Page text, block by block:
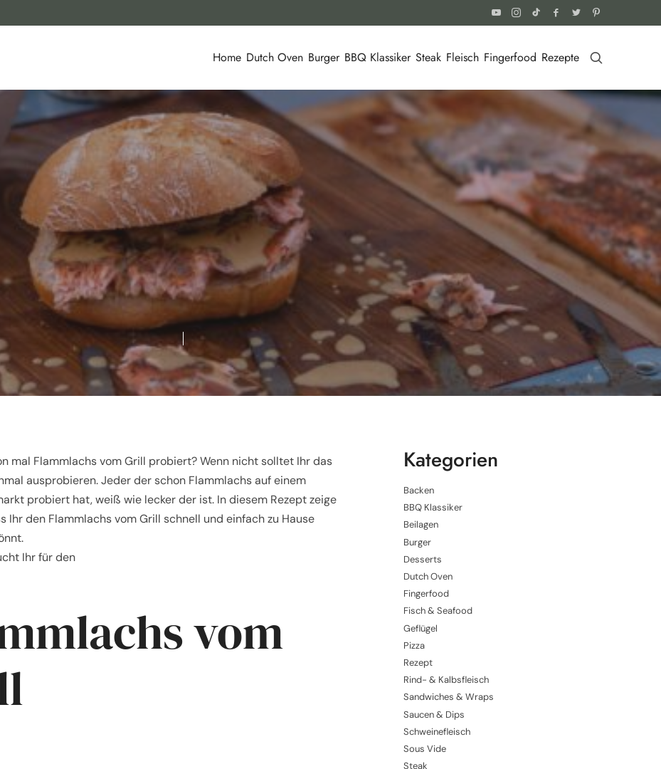
Home Dutch Oven Burger BBQ Klassiker Steak Fleisch Fingerfood Rezepte
FISCH & SEAFOOD REZEPT 6. DEZEMBER 2019 TEILEN LIKE THIS
mal Flammlachs vom Grill probiert? Wenn nicht solltet Ihr das
ausprobieren. Jeder der schon Flammlachs auf einem
probiert hat, weiß wie lecker der ist. In diesem Rezept zeige
Ihr den Flammlachs vom Grill schnell und einfach zu Hause
Ihr für den
vom
Kategorien
Backen
BBQ Klassiker
Beilagen
Burger
Desserts
Dutch Oven
Fingerfood
Fisch & Seafood
Geflügel
Pizza
Rezept
Rind- & Kalbsfleisch
Sandwiches & Wraps
Saucen & Dips
Schweinefleisch
Sous Vide
Steak